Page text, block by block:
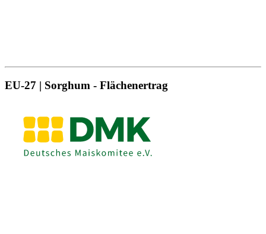
EU-27 | Sorghum - Flächenertrag